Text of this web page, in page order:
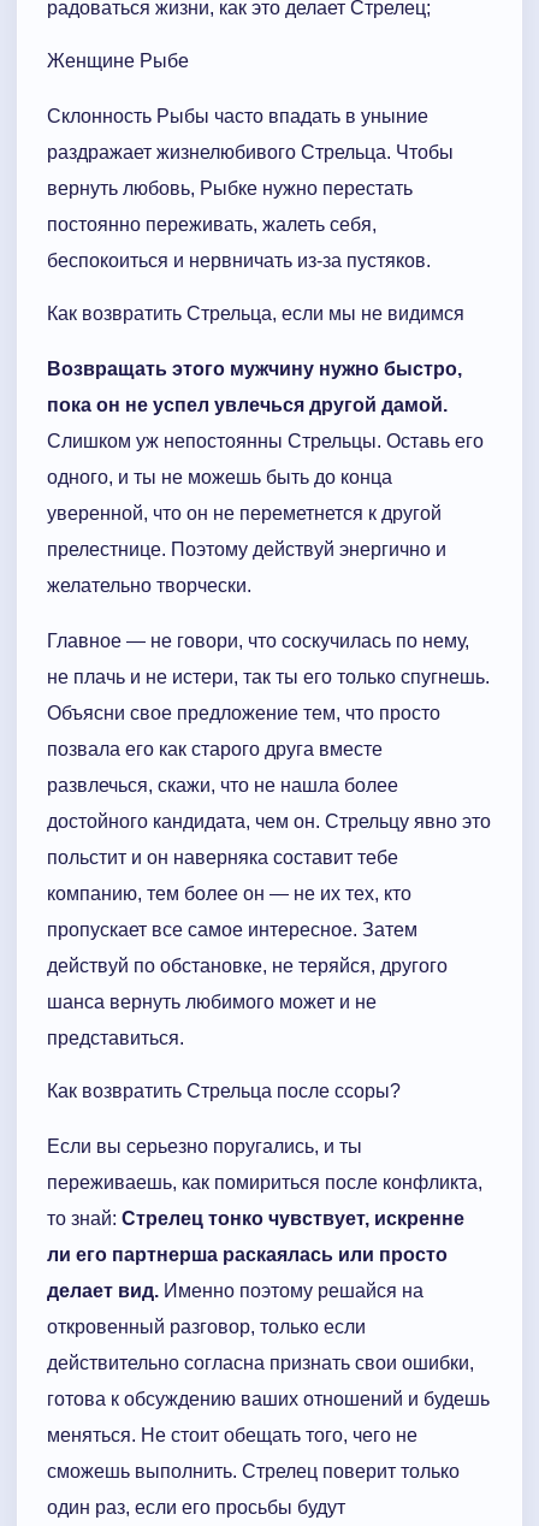
радоваться жизни, как это делает Стрелец;
Женщине Рыбе
Склонность Рыбы часто впадать в уныние
раздражает жизнелюбивого Стрельца. Чтобы
вернуть любовь, Рыбке нужно перестать
постоянно переживать, жалеть себя,
беспокоиться и нервничать из-за пустяков.
Как возвратить Стрельца, если мы не видимся
Возвращать этого мужчину нужно быстро,
пока он не успел увлечься другой дамой.
Слишком уж непостоянны Стрельцы. Оставь его
одного, и ты не можешь быть до конца
уверенной, что он не переметнется к другой
прелестнице. Поэтому действуй энергично и
желательно творчески.
Главное — не говори, что соскучилась по нему,
не плачь и не истери, так ты его только спугнешь.
Объясни свое предложение тем, что просто
позвала его как старого друга вместе
развлечься, скажи, что не нашла более
достойного кандидата, чем он. Стрельцу явно это
польстит и он наверняка составит тебе
компанию, тем более он — не их тех, кто
пропускает все самое интересное. Затем
действуй по обстановке, не теряйся, другого
шанса вернуть любимого может и не
представиться.
Как возвратить Стрельца после ссоры?
Если вы серьезно поругались, и ты
переживаешь, как помириться после конфликта,
то знай: Стрелец тонко чувствует, искренне
ли его партнерша раскаялась или просто
делает вид. Именно поэтому решайся на
откровенный разговор, только если
действительно согласна признать свои ошибки,
готова к обсуждению ваших отношений и будешь
меняться. Не стоит обещать того, чего не
сможешь выполнить. Стрелец поверит только
один раз, если его просьбы будут